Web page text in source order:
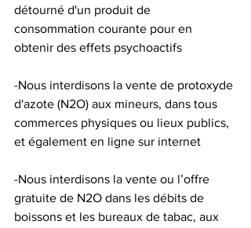
détourné d'un produit de
consommation courante pour en
obtenir des effets psychoactifs
-Nous interdisons la vente de protoxyde
d'azote (N2O) aux mineurs, dans tous
commerces physiques ou lieux publics,
et également en ligne sur internet
-Nous interdisons la vente ou l’offre
gratuite de N2O dans les débits de
boissons et les bureaux de tabac, aux